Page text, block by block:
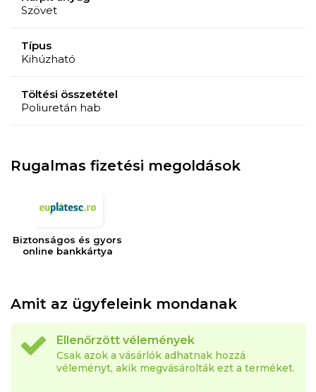
136x190x20 cm, ággyá alakítva
A tisztítás a mellékelt címkén található információknak
A termék összeszerelést igényel.
Szövet
Típus
Kihúzható
Töltési összetétel
Poliuretán hab
Rugalmas fizetési megoldások
Biztonságos és gyors
online bankkártya
Amit az ügyfeleink mondanak
Ellenőrzött vélemények
Csak azok a vásárlók adhatnak hozzá
véleményt, akik megvásárolták ezt a terméket.